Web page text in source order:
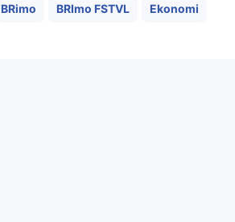
BRimo BRImo FSTVL Ekonomi